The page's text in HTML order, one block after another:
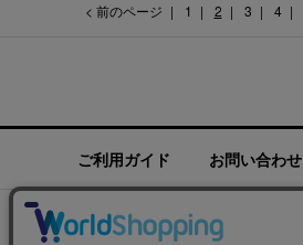
< 前のページ 1 2 3 4
ご利用ガイド お問い合わせ
運営会社